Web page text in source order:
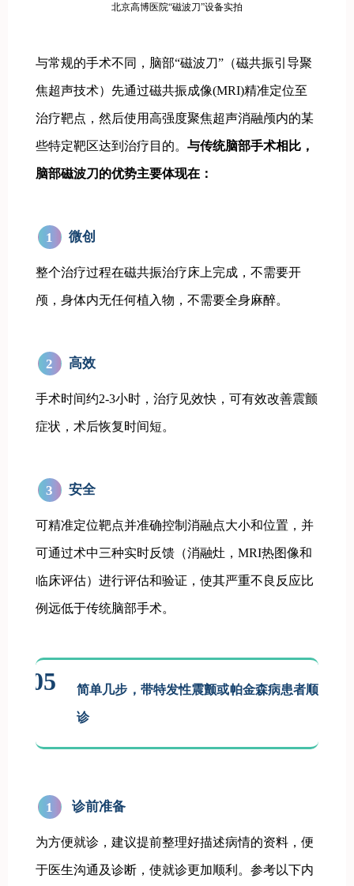
北京高博医院“磁波刀”设备实拍
与常规的手术不同，脑部“磁波刀”（磁共振引导聚
焦超声技术）先通过磁共振成像(MRI)精准定位至
治疗靶点，然后使用高强度聚焦超声消融颅内的某
些特定靶区达到治疗目的。 与传统脑部手术相比，
脑部磁波刀的优势主要体现在：
1 微创
整个治疗过程在磁共振治疗床上完成，不需要开
颅，身体内无任何植入物，不需要全身麻醉。
2 高效
手术时间约2-3小时，治疗见效快，可有效改善震颤
症状，术后恢复时间短。
3 安全
可精准定位靶点并准确控制消融点大小和位置，并
可通过术中三种实时反馈（消融灶，MRI热图像和
临床评估）进行评估和验证，使其严重不良反应比
例远低于传统脑部手术。
05 简单几步，带特发性震颤或帕金森病患者顺利就
诊
1 诊前准备
为方便就诊，建议提前整理好描述病情的资料，便
于医生沟通及诊断，使就诊更加顺利。参考以下内